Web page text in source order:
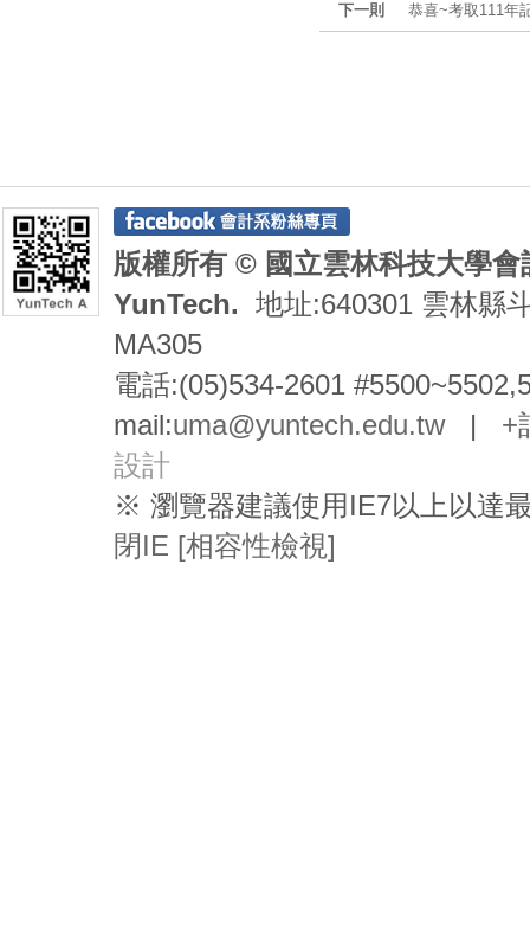
下一則 恭喜~考取111年
版權所有 © 國立雲林科技大學
YunTech. 地址:640301 雲林縣
MA305
電話:(05)534-2601
mail:uma@yuntech.edu.tw| +
設計
※ 瀏覽器建議使用IE7以上以達
閉IE [相容性檢視]